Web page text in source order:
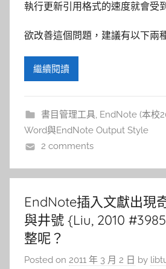
格
執行更新引用格式的速度就會受
欲改善這個問題，建議有以下兩
繼續閱讀
書目管理工具, EndNote (本校
Word與EndNote Output Style
2 comments
EndNote插入文獻出現
與井號 {Liu, 2010
整呢？
Posted on 2011 年 3 月 2 日 by